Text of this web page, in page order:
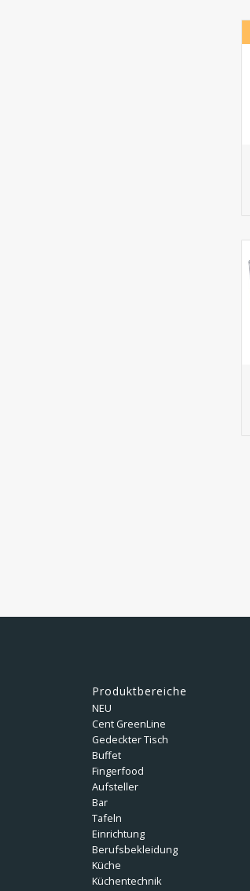
Produktbereiche
NEU
Cent GreenLine
Gedeckter Tisch
Buffet
Fingerfood
Aufsteller
Bar
Tafeln
Einrichtung
Berufsbekleidung
Küche
Küchentechnik